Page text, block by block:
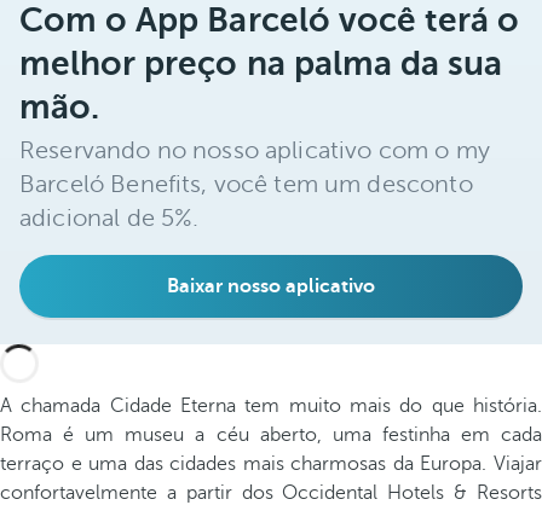
Com o App Barceló você terá o
melhor preço na palma da sua
mão.
Reservando no nosso aplicativo com o my
Barceló Benefits, você tem um desconto
adicional de 5%.
Baixar nosso aplicativo
A chamada Cidade Eterna tem muito mais do que história.
Roma é um museu a céu aberto, uma festinha em cada
terraço e uma das cidades mais charmosas da Europa. Viajar
confortavelmente a partir dos Occidental Hotels & Resorts